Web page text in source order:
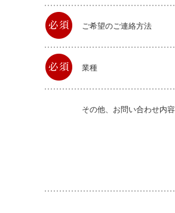
ご希望のご連絡方法
業種
その他、お問い合わせ内容